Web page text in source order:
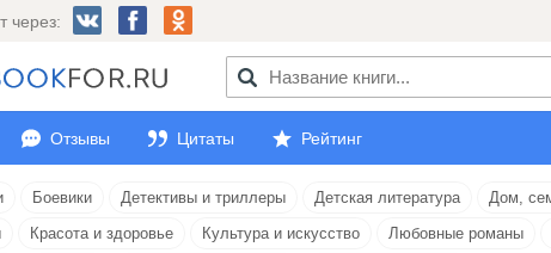
через:
Отзывы Цитаты Рейтинг
Боевики Детективы и триллеры Детская литература Дом,
Красота и здоровье Культура и искусство Любовные романы